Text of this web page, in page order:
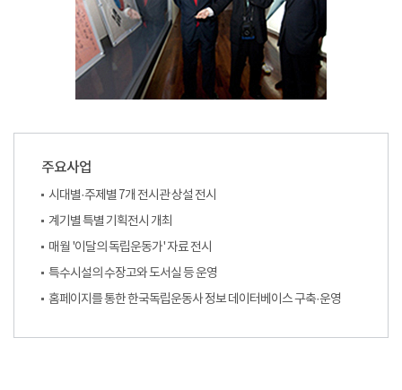
주요사업
시대별·주제별 7개 전시관 상설 전시
계기별 특별 기획전시 개최
매월 '이달의 독립운동가' 자료 전시
특수시설의 수장고와 도서실 등 운영
홈페이지를 통한 한국독립운동사 정보 데이터베이스 구축·운영